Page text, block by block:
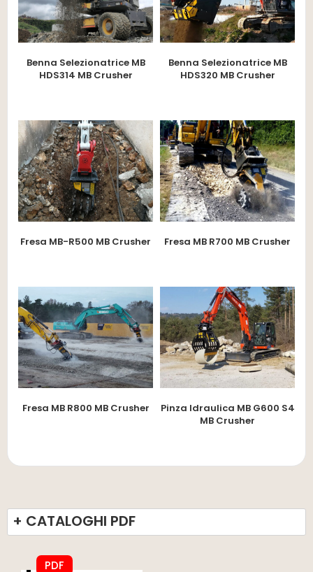
Benna Selezionatrice MB
HDS314 MB Crusher
Benna Selezionatrice MB
HDS320 MB Crusher
Fresa MB-R500 MB Crusher Fresa MB R700 MB Crusher
Fresa MB R800 MB Crusher
Pinza Idraulica MB G600 S4
MB Crusher
+ CATALOGHI PDF
PDF